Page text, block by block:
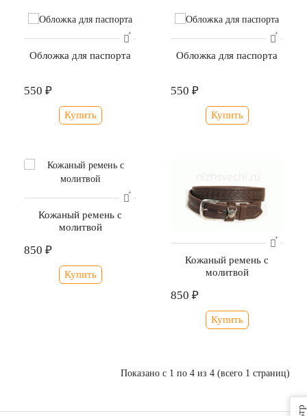
Обложка для паспорта
550 ₽
Купить
Обложка для паспорта
550 ₽
Купить
Кожаный ремень с
молитвой
850 ₽
Купить
Кожаный ремень с
молитвой
850 ₽
Купить
Показано с 1 по 4 из 4 (всего 1 страниц)